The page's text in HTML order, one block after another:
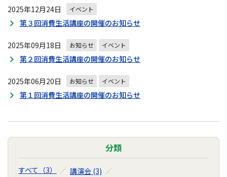
2025年12月24日 イベント
第３回消費生活講座の開催のお知らせ
2025年09月18日 お知らせ イベント
第２回消費生活講座の開催のお知らせ
2025年06月20日 お知らせ イベント
第１回消費生活講座の開催のお知らせ
分類
すべて（3） 講演会 (3)